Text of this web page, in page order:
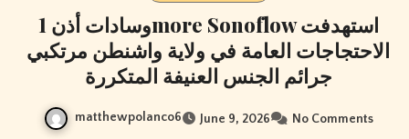
وسادات أذن 1more Sonoflow استهدفت
الاحتجاجات العامة في ولاية واشنطن مرتكبي
جرائم الجنس العنيفة المتكررة
matthewpolanco6 June 9, 2026 No Comments